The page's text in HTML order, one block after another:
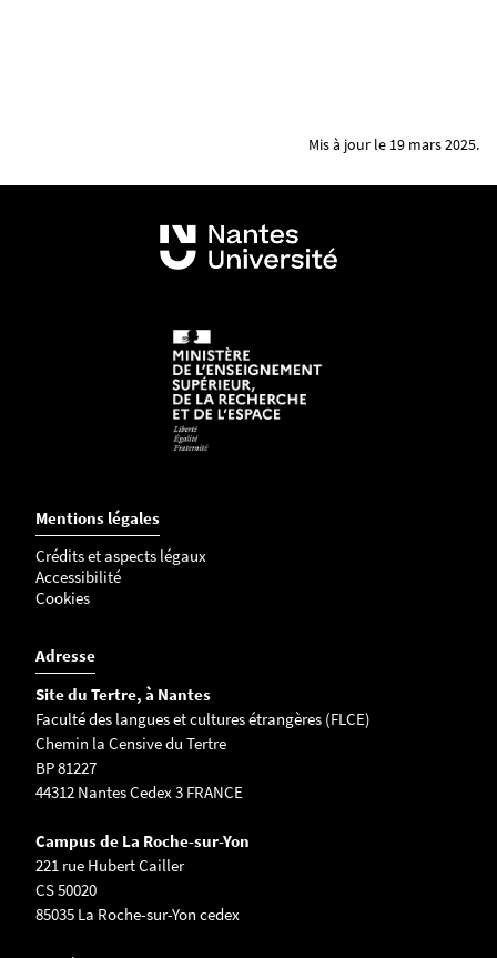
Mis à jour le 19 mars 2025.
Mentions légales
Crédits et aspects légaux
Accessibilité
Cookies
Adresse
Site du Tertre, à Nantes
Faculté des langues et cultures étrangères (FLCE)
Chemin la Censive du Tertre
BP 81227
44312 Nantes Cedex 3 FRANCE
Campus de La Roche-sur-Yon
221 rue Hubert Cailler
CS 50020
85035 La Roche-sur-Yon cedex